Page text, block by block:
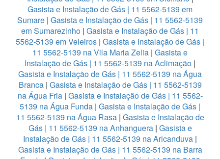
Gasista e Instalação de Gás | 11 5562-5139 em
Sumare | Gasista e Instalação de Gás | 11 5562-5139
em Sumarezinho | Gasista e Instalação de Gás | 11
5562-5139 em Veleiros | Gasista e Instalação de Gás |
11 5562-5139 na Vila Maria Zelia | Gasista e
Instalação de Gás | 11 5562-5139 na Aclimação |
Gasista e Instalação de Gás | 11 5562-5139 na Água
Branca| Gasista e Instalação de Gás | 11 5562-5139
na Água Fria| Gasista e Instalação de Gás | 11 5562-
5139 na Água Funda | Gasista e Instalação de Gás |
11 5562-5139 na Água Rasa | Gasista e Instalação de
Gás | 11 5562-5139 na Anhanguera| Gasista e
Instalação de Gás | 11 5562-5139 na Aricanduva |
Gasista e Instalação de Gás | 11 5562-5139 na Barra